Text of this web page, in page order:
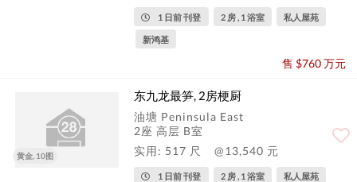
1 日前 刊登 2 房 , 1 浴室 私人屋苑
新鸿基
售 $760 万元
黄金, 10图
东九龙最笋, 2房梗厨
油塘 Peninsula East
2座 高层 B室
实用: 517 尺
@13,540 元
1 日前 刊登 2 房 , 1 浴室 私人屋苑